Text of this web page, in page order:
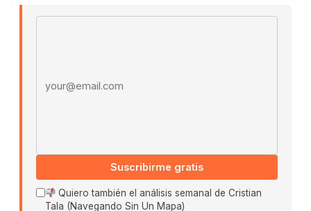
Es La Hora de Aprender ↗
Políticas De Privacidad · Términos De Uso
Suscribirme gratis
Quiero también el análisis semanal de Cristian
Tala (Navegando Sin Un Mapa)